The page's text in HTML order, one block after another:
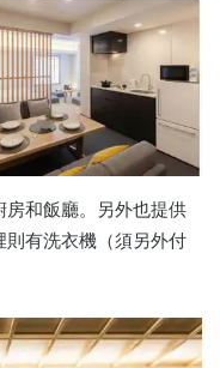
和飯廳。另外也提供
則有洗衣機（須另外付